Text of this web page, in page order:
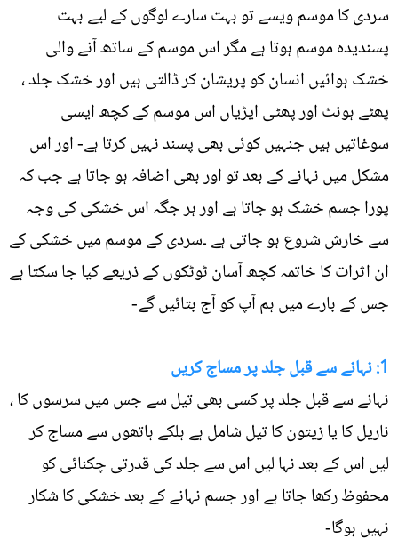
سردی کا موسم ویسے تو بہت سارے لوگوں کے لیے بہت
پسندیدہ موسم ہوتا ہے مگر اس موسم کے ساتھ آنے والی
خشک ہوائيں انسان کو پریشان کر ڈالتی ہیں اور خشک جلد ،
پھٹے ہونٹ اور پھٹی ایڑیاں اس موسم کے کچھ ایسی
سوغاتیں ہیں جنہیں کوئی بھی پسند نہیں کرتا ہے- اور اس
مشکل میں نہانے کے بعد تو اور بھی اضافہ ہو جاتا ہے جب کہ
پورا جسم خشک ہو جاتا ہے اور ہر جگہ اس خشکی کی وجہ
سے خارش شروع ہو جاتی ہے ۔سردی کے موسم میں خشکی کے
ان اثرات کا خاتمہ کچھ آسان ٹوٹکوں کے ذریعے کیا جا سکتا ہے
جس کے بارے میں ہم آپ کو آج بتائيں گے-
1: نہانے سے قبل جلد پر مساج کریں
نہانے سے قبل جلد پر کسی بھی تیل سے جس میں سرسوں کا ،
ناریل کا یا زیتون کا تیل شامل ہے ہلکے ہاتھوں سے مساج کر
لیں اس کے بعد نہا لیں اس سے جلد کی قدرتی چکنائی کو
محفوظ رکھا جاتا ہے اور جسم نہانے کے بعد خشکی کا شکار
نہیں ہوگا-